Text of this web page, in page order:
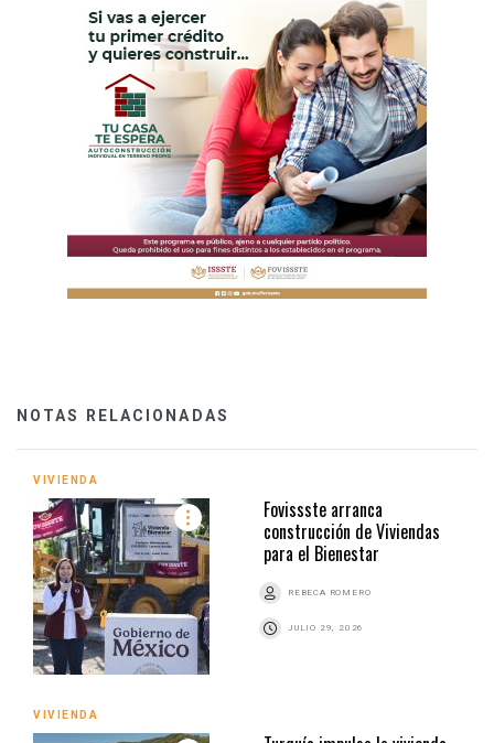
NOTAS RELACIONADAS
VIVIENDA
Fovissste arranca
construcción de Viviendas
para el Bienestar
REBECA ROMERO
JULIO 29, 2026
VIVIENDA